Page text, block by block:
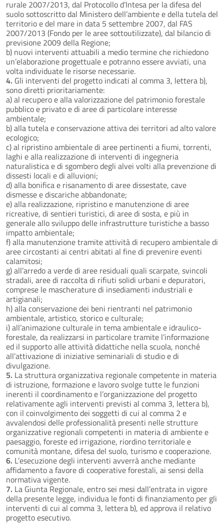
rurale 2007/2013, dal Protocollo d’Intesa per la difesa del
suolo sottoscritto dal Ministero dell’ambiente e della tutela del
territorio e del mare in data 5 settembre 2007, dal FAS
2007/2013 (Fondo per le aree sottoutilizzate), dal bilancio di
previsione 2009 della Regione;
b) nuovi interventi attuabili a medio termine che richiedono
un’elaborazione progettuale e potranno essere avviati, una
volta individuate le risorse necessarie.
4. Gli interventi del progetto indicati al comma 3, lettera b),
sono diretti prioritariamente:
a) al recupero e alla valorizzazione del patrimonio forestale
pubblico e privato e di aree di particolare interesse
ambientale;
b) alla tutela e conservazione attiva dei territori ad alto valore
ecologico;
c) al ripristino ambientale di aree pertinenti a fiumi, torrenti,
laghi e alla realizzazione di interventi di ingegneria
naturalistica e di sgombero degli alvei volti alla prevenzione di
dissesti locali e di alluvioni;
d) alla bonifica e risanamento di aree dissestate, cave
dismesse e discariche abbandonate;
e) alla realizzazione, ripristino e manutenzione di aree
ricreative, di sentieri turistici, di aree di sosta, e più in
generale allo sviluppo delle infrastrutture turistiche a basso
impatto ambientale;
f) alla manutenzione tramite attività di recupero ambientale di
aree circostanti ai centri abitati al fine di prevenire eventi
calamitosi;
g) all’arredo a verde di aree residuali quali scarpate, svincoli
stradali, aree di raccolta di rifiuti solidi urbani e depuratori,
comprese le mascherature di insediamenti industriali e
artigianali;
h) alla conservazione dei beni rientranti nel patrimonio
ambientale, artistico, storico e culturale;
i) all’animazione culturale in tema ambientale e idraulico-
forestale, da realizzarsi in particolare tramite l’informazione
ed il supporto alle attività didattiche nella scuola, nonché
all’attivazione di iniziative seminariali di studio e di
divulgazione.
5. La struttura organizzativa regionale competente in materia
di istruzione, formazione e lavoro svolge tutte le funzioni
inerenti il coordinamento e l’organizzazione del progetto
relativamente agli interventi previsti al comma 3, lettera b),
con il coinvolgimento dei soggetti di cui al comma 2 e
avvalendosi delle professionalità presenti nelle strutture
organizzative regionali competenti in materia di ambiente e
paesaggio, foreste ed irrigazione, riordino territoriale e
comunità montane, difesa del suolo, turismo e cooperazione.
6. L’esecuzione degli interventi avverrà anche mediante
affidamento a favore di cooperative forestali, ai sensi della
normativa vigente.
7. La Giunta Regionale, entro sei mesi dall’entrata in vigore
della presente legge, individua le fonti di finanziamento per gli
interventi di cui al comma 3, lettera b), ed approva il relativo
progetto esecutivo.